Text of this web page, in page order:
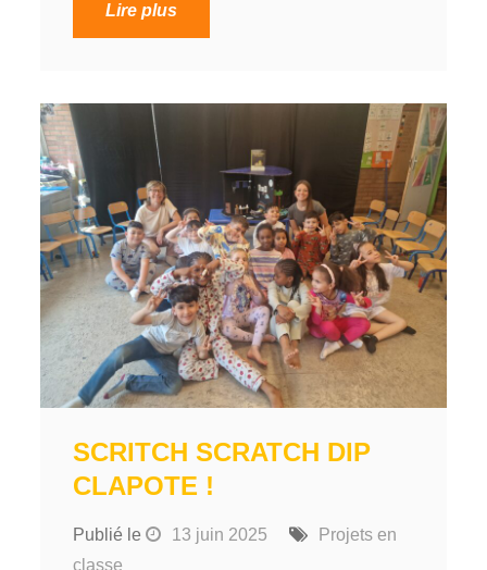
Lire plus
SCRITCH SCRATCH DIP
CLAPOTE !
Publié le 13 juin 2025
Projets en
classe